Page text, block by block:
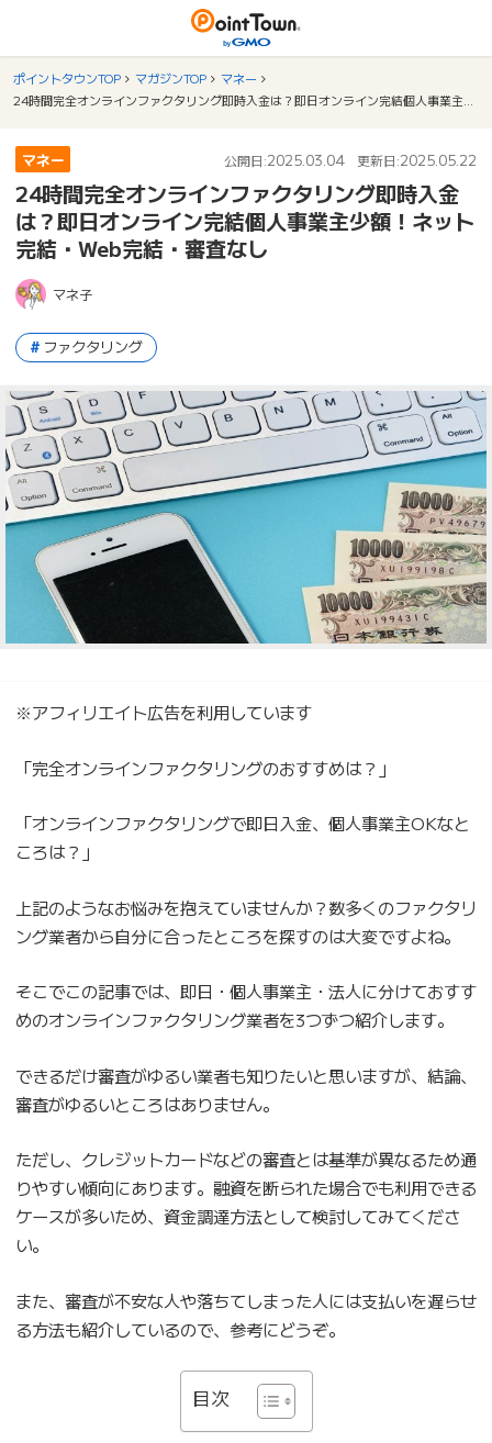
ポイントタウンTOP マガジンTOP
マネー
マネー 公開日:2025.03.04 更新日:2025.05.22
24時間完全オンラインファクタリング即時入金
は？即日オンライン完結個人事業主少額！ネット
完結・Web完結・審査なし
マネ子
ファクタリング
※アフィリエイト広告を利用しています
「完全オンラインファクタリングのおすすめは？」
「オンラインファクタリングで即日入金、個人事業主OKなと
ころは？」
上記のようなお悩みを抱えていませんか？数多くのファクタリ
ング業者から自分に合ったところを探すのは大変ですよね。
そこでこの記事では、即日・個人事業主・法人に分けておすす
めのオンラインファクタリング業者を3つずつ紹介します。
できるだけ審査がゆるい業者も知りたいと思いますが、結論、
審査がゆるいところはありません。
ただし、クレジットカードなどの審査とは基準が異なるため通
りやすい傾向にあります。融資を断られた場合でも利用できる
ケースが多いため、資金調達方法として検討してみてくださ
い。
また、審査が不安な人や落ちてしまった人には支払いを遅らせ
る方法も紹介しているので、参考にどうぞ。
目次